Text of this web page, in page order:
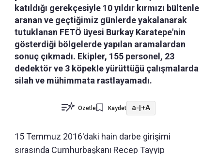
katıldığı gerekçesiyle 10 yıldır kırmızı bültenle
aranan ve geçtiğimiz günlerde yakalanarak
tutuklanan FETÖ üyesi Burkay Karatepe'nin
gösterdiği bölgelerde yapılan aramalardan
sonuç çıkmadı. Ekipler, 155 personel, 23
dedektör ve 3 köpekle yürüttüğü çalışmalarda
silah ve mühimmata rastlayamadı.
Özetle Kaydet a-|+A
15 Temmuz 2016'daki hain darbe girişimi
sırasında Cumhurbaşkanı Recep Tayyip